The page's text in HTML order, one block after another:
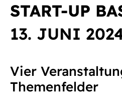
START-UP
13. JUNI
Vier
Themenfelder